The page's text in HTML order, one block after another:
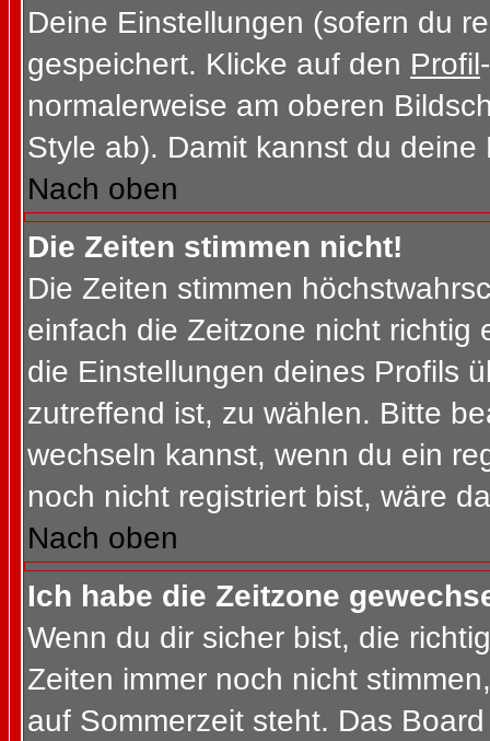
Deine Einstellungen (sofern du
gespeichert. Klicke auf den Profil
normalerweise am oberen
Style ab). Damit kannst du
Nach oben
Die Zeiten stimmen nicht!
Die Zeiten stimmen
einfach die Zeitzone nicht richtig
die Einstellungen deines Profils
zutreffend ist, zu wählen. Bitte
wechseln kannst, wenn du ein
noch nicht registriert bist, wäre
Nach oben
Ich habe die Zeitzone
Wenn du dir sicher bist, die
Zeiten immer noch nicht
auf Sommerzeit steht. Das